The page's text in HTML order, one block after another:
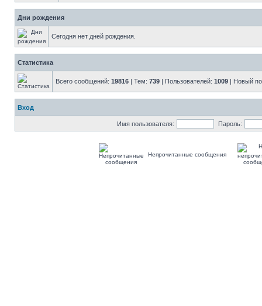
Дни рождения
Сегодня нет дней рождения.
Статистика
Всего сообщений: 19816 | Тем: 739 | Пользователей: 1009 | Новый
Вход
Имя пользователя: Пароль:
Непрочитанные сообщения